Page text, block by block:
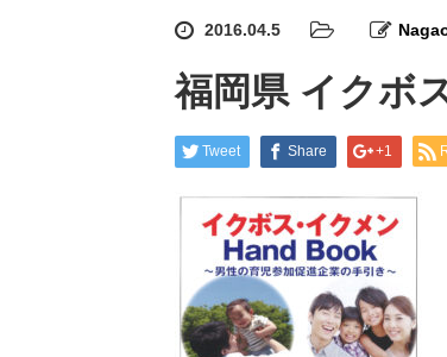
2016.04.5
福岡県 イクボ
Tweet Share +1